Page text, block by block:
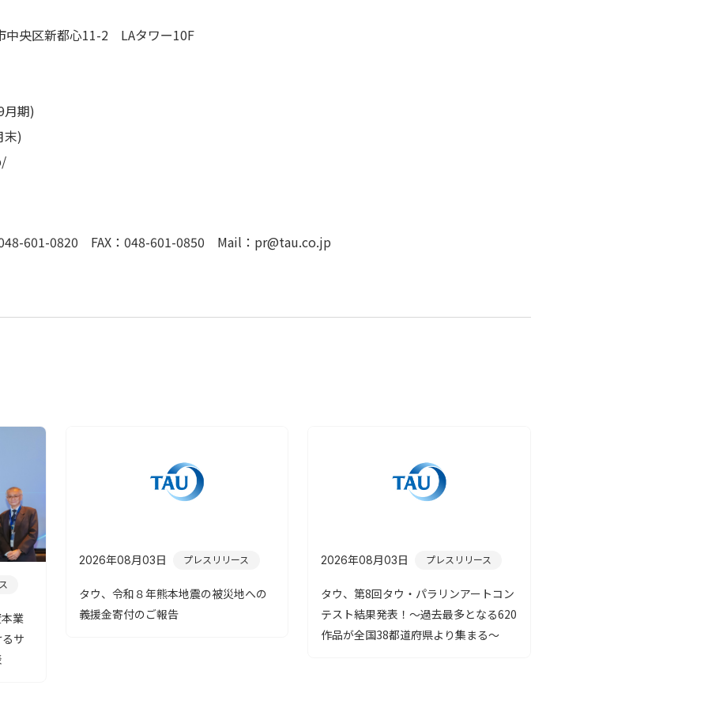
中央区新都心11-2 LAタワー10F
月期)
末)
601-0820 FAX：048-601-0850 Mail：pr@tau.co.jp
業
サ
2026年08月03日 プレスリリース
タウ、令和８年熊本地震の被災地への
義援金寄付のご報告
2026年08月03日 プレスリリース
タウ、第8回タウ・パラリンアートコン
テスト結果発表！～過去最多となる620
作品が全国38都道府県より集まる～